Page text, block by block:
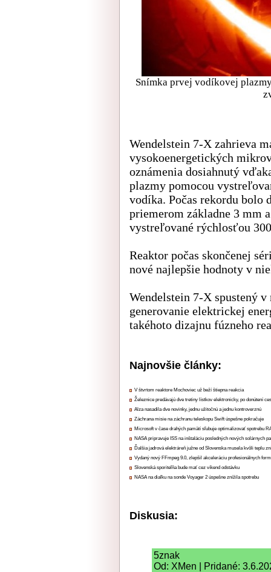
Snímka prvej vodíkovej
Wendelstein 7-X zahrieva
vysokoenergetických
oznámenia dosiahnutý
plazmy pomocou
vodíka. Počas rekordu bolo
priemerom základne 3 mm
vystreľované rýchlosťou
Reaktor počas skončenej
nové najlepšie hodnoty v
Wendelstein 7-X spustený
generovanie elektrickej
takéhoto dizajnu fúzneho
Najnovšie články:
V štvrtom reaktore Mochoviec už beží štiepna reakcia
Železnice predávajú dve tretiny lístkov elektronicky, po donútení
Alza nasadila dve novinky, jednu užitočnú a jednu kontroverznú
Záchrana misie na záchranu teleskopu Swift úspešne pokračuje
Microsoft v čase drahých pamätí sľubuje optimalizovať spotrebu
NASA pripravuje ISS na inštaláciu posledných nových solárnych
Ďalšia jadrová elektráreň južne od Slovenska musela kvôli teplu
Vydaný nový FFmpeg 9.0, zlepšil akceleráciu profesionálnych
Slovenská sporiteľňa bude mať cez víkend odstávku
NASA na diaľku na sonde Voyager 2 úspešne znížila spotrebu
Diskusia:
5znak
Od: XMen | Pridané: